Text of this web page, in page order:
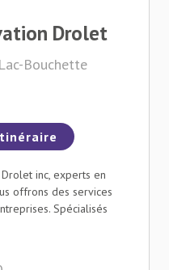
Drolet
Bouchette
inc, experts en
offrons des services
Spécialisés